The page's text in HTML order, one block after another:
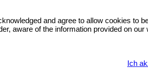
Sorry, this product is
and agree to allow cookies to
aware of the information provided on our
Ich